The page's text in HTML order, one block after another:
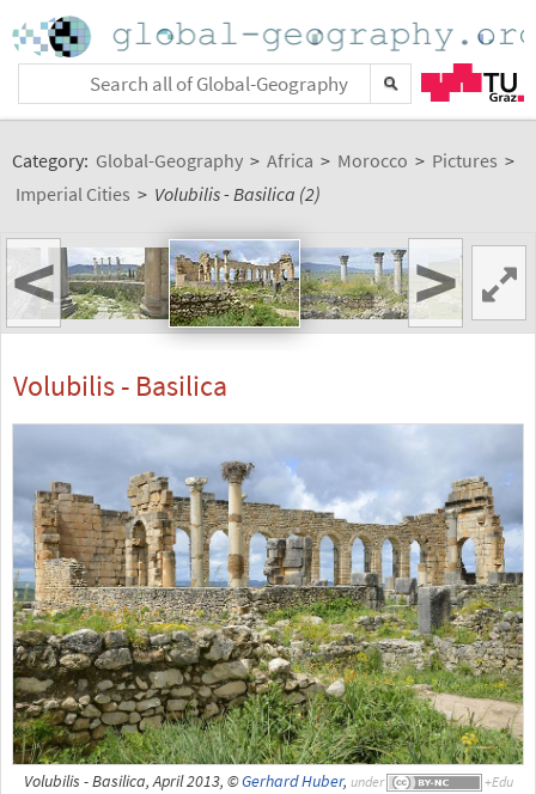
Category: Global-Geography > Africa > Morocco > Pictures >
Imperial Cities > Volubilis - Basilica (2)
< >
Volubilis - Basilica
Volubilis - Basilica, April 2013, ©Gerhard Huber, under